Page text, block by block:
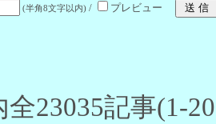
(半角8文字以内) / プレビュー
23035記事(1-